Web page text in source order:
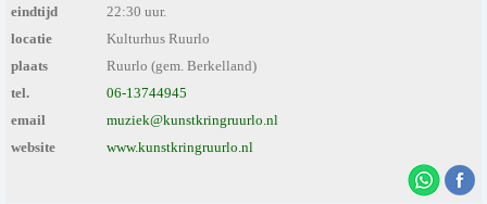
eindtijd
22:30 uur.
locatie
Kulturhus Ruurlo
plaats
Ruurlo (gem. Berkelland)
tel.
06-13744945
email
muziek@kunstkringruurlo.nl
website
www.kunstkringruurlo.nl